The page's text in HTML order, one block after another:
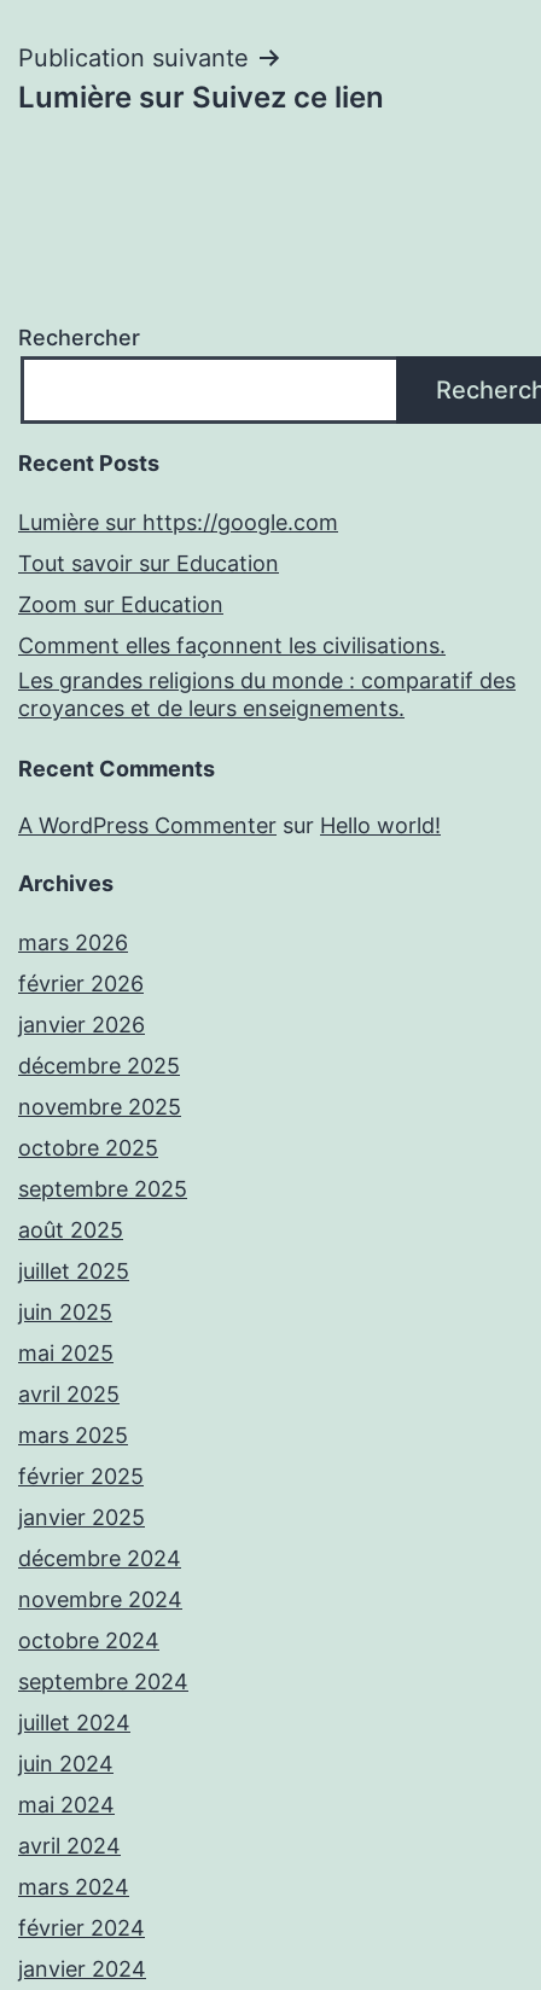
Publication suivante
Lumière sur Suivez ce lien
Rechercher
Recent Posts
Lumière sur https://google.com
Tout savoir sur Education
Zoom sur Education
Comment elles façonnent les civilisations.
Les grandes religions du monde : comparatif des
croyances et de leurs enseignements.
Recent Comments
A WordPress Commenter sur Hello world!
Archives
mars 2026
février 2026
janvier 2026
décembre 2025
novembre 2025
octobre 2025
septembre 2025
août 2025
juillet 2025
juin 2025
mai 2025
avril 2025
mars 2025
février 2025
janvier 2025
décembre 2024
novembre 2024
octobre 2024
septembre 2024
juillet 2024
juin 2024
mai 2024
avril 2024
mars 2024
février 2024
janvier 2024